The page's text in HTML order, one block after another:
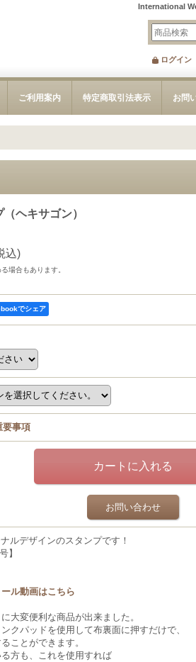
International
ログイン
ご利用案内 特定商取引法表示 お問
ヘキサゴン）
込)
場合もあります。
でシェア
要事項
お問い合わせ
ルデザインのスタンプです！
】
ル動画はこちら
大変便利な商品が出来ました。
クパッドを使用して布裏面に押すだけで、
ことができます。
方も、これを使用すれば